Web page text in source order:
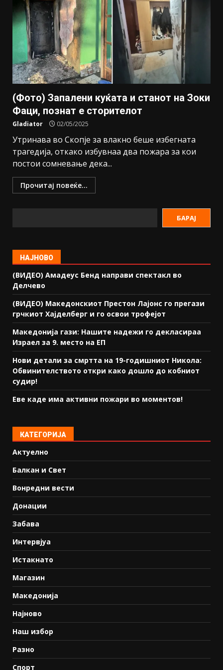
(Фото) Запалени куќата и станот на Зоки
Фаци, познат е сторителот
Gladiator 02/05/2025
Утринава во Скопје за влакно беше избегната
трагедија, откако избувнаа два пожара за кои
постои сомневање дека...
Прочитај повеќе...
БАРАЈ
НАЈНОВО
(ВИДЕО) Амадеус Бенд направи спектакл во
Делчево
(ВИДЕО) Македонскиот Престон Лајонс го прегази
грчкиот Хајделберг и го освои трофејот
Македонија гази: Нашите надежи го декласираа
Израел за 9. место на ЕП
Нови детали за смртта на 19-годишниот Никола:
Обвинителството откри како дошло до кобниот
судир!
Еве каде има активни пожари во моментов!
КАТЕГОРИЈА
Актуелно
Балкан и Свет
Вонредни вести
Донации
Забава
Интервјуа
Истакнато
Магазин
Македонија
Најново
Наш избор
Разно
Спорт